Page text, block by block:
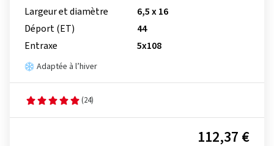
Largeur et diamètre
6,5 x 16
Déport (ET)
44
Entraxe
5x108
Adaptée à l’hiver
(24)
112,37 €